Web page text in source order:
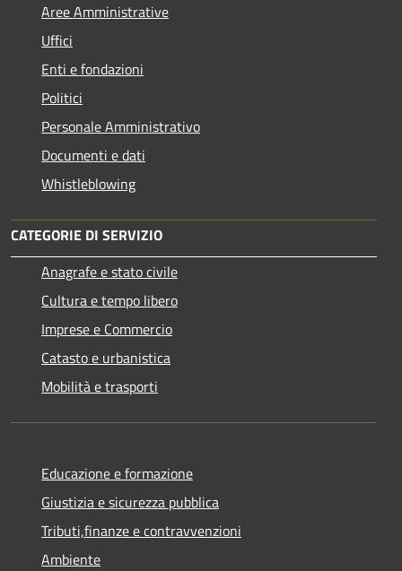
Aree Amministrative
Uffici
Enti e fondazioni
Politici
Personale Amministrativo
Documenti e dati
Whistleblowing
CATEGORIE DI SERVIZIO
Anagrafe e stato civile
Cultura e tempo libero
Imprese e Commercio
Catasto e urbanistica
Mobilità e trasporti
Educazione e formazione
Giustizia e sicurezza pubblica
Tributi,finanze e contravvenzioni
Ambiente